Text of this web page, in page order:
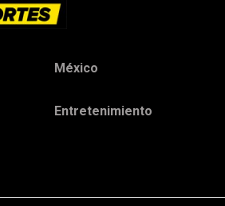
México
Entretenimiento